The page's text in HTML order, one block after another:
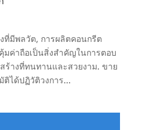
ที่มีพลวัต, การผลิตคอนกรีต
ค่าถือเป็นสิ่งสำคัญในการตอบ
ร้างที่ทนทานและสวยงาม. ขาย
ติได้ปฏิวัติวงการ...